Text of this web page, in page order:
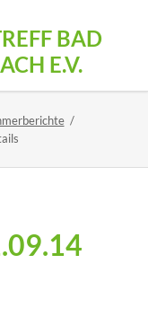
BAD
E.V.